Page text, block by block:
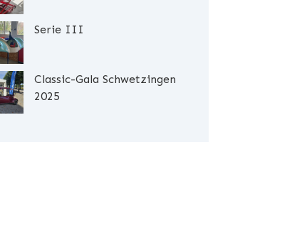
Serie III
Classic-Gala Schwetzingen
2025